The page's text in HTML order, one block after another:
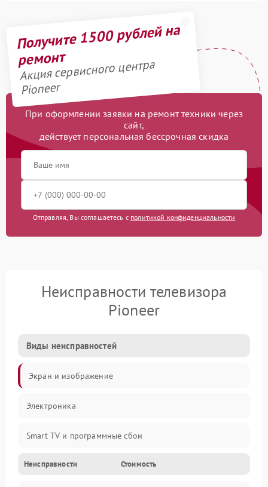
Получите 1500 рублей на
ремонт
Акция сервисного центра
Pioneer
При оформлении заявки на ремонт техники через
сайт,
действует персональная бессрочная скидка
Отправляя, Вы соглашаетесь с политикой конфиденциальности
Неисправности телевизора
Pioneer
Виды неисправностей
Экран и изображение
Электроника
Smart TV и программные сбои
Питание и запуск
Неисправности Стоимость